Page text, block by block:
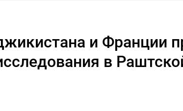
и Франции
в